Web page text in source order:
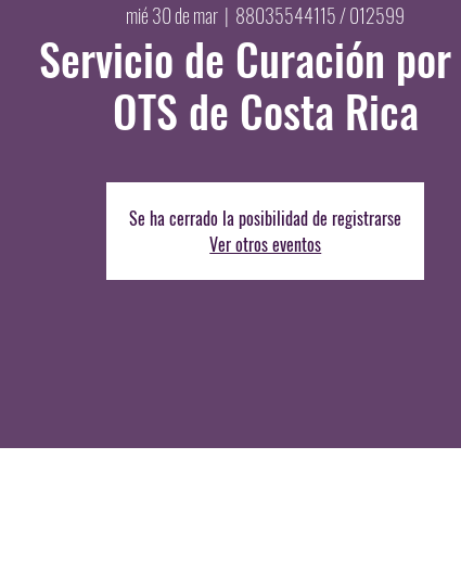
mié 30 de mar
  |
88035544115 / 012599
Servicio de Curación
OTS de Costa Rica
Se ha cerrado la posibilidad de registrarse
Ver otros eventos